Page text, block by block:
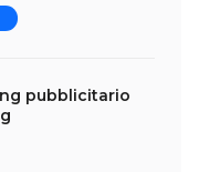
pubblicitario